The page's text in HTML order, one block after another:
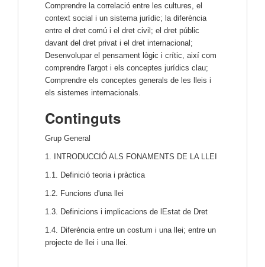
Comprendre la correlació entre les cultures, el
context social i un sistema jurídic; la diferència
entre el dret comú i el dret civil; el dret públic
davant del dret privat i el dret internacional;
Desenvolupar el pensament lògic i crític, així com
comprendre l'argot i els conceptes jurídics clau;
Comprendre els conceptes generals de les lleis i
els sistemes internacionals.
Continguts
Grup General
1. INTRODUCCIÓ ALS FONAMENTS DE LA LLEI
1.1. Definició teoria i pràctica
1.2. Funcions d'una llei
1.3. Definicions i implicacions de lEstat de Dret
1.4. Diferència entre un costum i una llei; entre un
projecte de llei i una llei.